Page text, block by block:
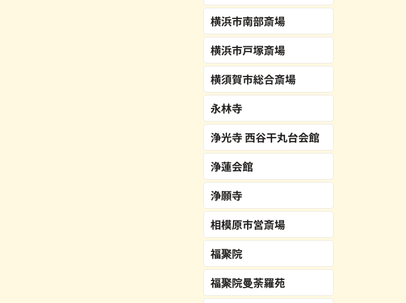
横浜市南部斎場
横浜市戸塚斎場
横須賀市総合斎場
永林寺
浄光寺 西谷干丸台会館
浄蓮会館
浄願寺
相模原市営斎場
福聚院
福聚院曼荼羅苑